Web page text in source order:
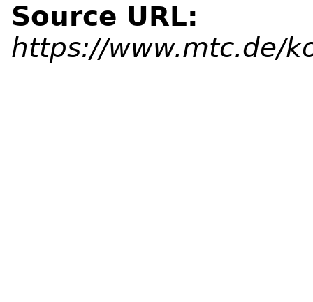
Source URL:
https://www.mtc.de/